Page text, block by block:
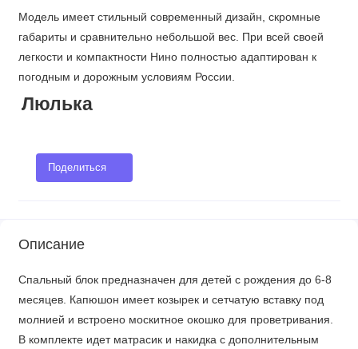
Модель имеет стильный современный дизайн, скромные
габариты и сравнительно небольшой вес. При всей своей
легкости и компактности Нино полностью адаптирован к
погодным и дорожным условиям России.
Люлька
Поделиться
Описание
Спальный блок предназначен для детей с рождения до 6-8
месяцев. Капюшон имеет козырек и сетчатую вставку под
молнией и встроено москитное окошко для проветривания.
В комплекте идет матрасик и накидка с дополнительным